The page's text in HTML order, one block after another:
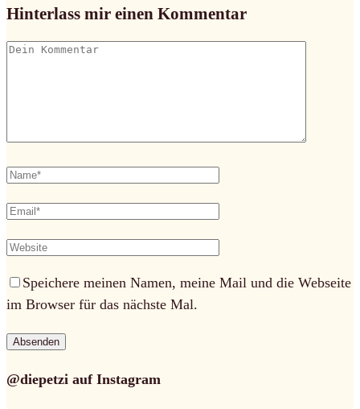
Hinterlass mir einen Kommentar
Speichere meinen Namen, meine Mail und die Webseite
im Browser für das nächste Mal.
@diepetzi auf Instagram